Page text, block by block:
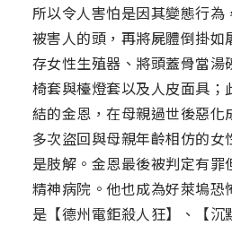
所以令人害怕是因其變態行為
被害人的頭，再將屍體倒掛如
存女性生殖器、將頭蓋骨當湯
椅套與檯燈套以及人皮面具；
結的金恩，在母親過世後惡化
多次盜回與母親年齡相仿的女
是肢解。金恩最後被判定有罪
精神病院。他也成為好萊塢恐
是【德州電鉅殺人狂】、【沉